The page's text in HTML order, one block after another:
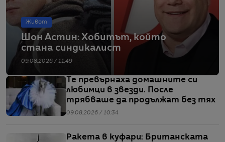
Живот
Шон Астин: Хобитът, който
стана синдикалист
09.08.2026 / 11:49
Те превърнаха домашните си
любимци в звезди. После
трябваше да продължат без тях
09.08.2026 / 10:34
Ракета в куфари: Британската